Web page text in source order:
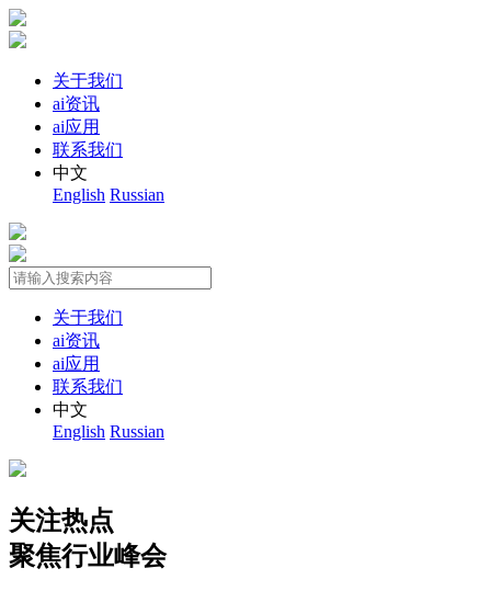
关于我们
ai资讯
ai应用
联系我们
中文
English Russian
关于我们
ai资讯
ai应用
联系我们
中文
English Russian
关注热点
聚焦行业峰会